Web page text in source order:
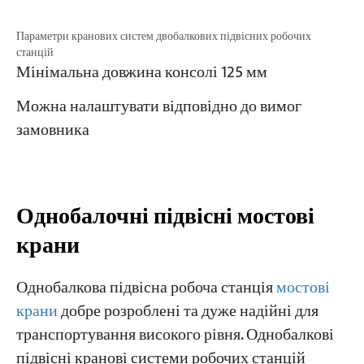
Параметри кранових систем двобалкових підвісних робочих
станцій
Мінімальна довжина консолі 125 мм
Можна налаштувати відповідно до вимог
замовника
Однобалочні підвісні мостові
крани
Однобалкова підвісна робоча станціямостові
кранидобре розроблені та дуже надійні для
транспортування високого рівня. Однобалкові
підвісні кранові системи робочих станцій